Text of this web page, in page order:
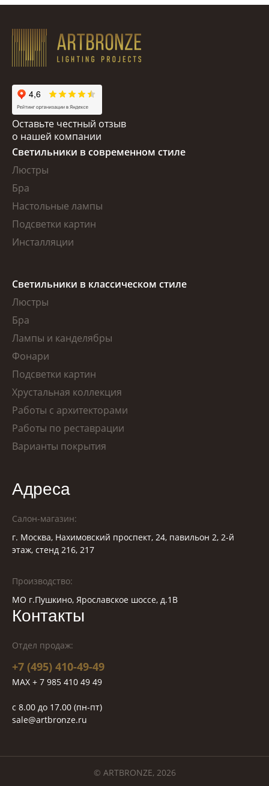
Оставьте честный отзыв
о нашей компании
Светильники в современном стиле
Люстры
Бра
Настольные лампы
Подсветки картин
Инсталляции
Светильники в классическом стиле
Люстры
Бра
Лампы и канделябры
Фонари
Подсветки картин
Хрустальная коллекция
Работы с архитекторами
Работы по реставрации
Варианты покрытия
Адреса
Салон-магазин:
г. Москва, Нахимовский проспект, 24, павильон 2, 2-й
этаж, стенд 216, 217
Производство:
МО г.Пушкино, Ярославское шоссе, д.1В
Контакты
Отдел продаж:
+7 (495) 410-49-49
MAX + 7 985 410 49 49
c 8.00 до 17.00 (пн-пт)
sale@artbronze.ru
© ARTBRONZE, 2026